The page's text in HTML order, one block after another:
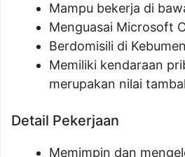
Mampu bekerja di
Menguasai Microsoft
Berdomisili di
Memiliki kendaraan
merupakan nilai
Detail Pekerjaan
Memimpin dan